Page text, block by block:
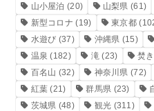
山小屋泊 (20) 山梨県 (61)
新型コロナ (19) 東京都
水遊び (37) 沖縄県 (15)
温泉 (182) 滝 (23) 焚
百名山 (32) 神奈川県 (72)
紅葉 (21) 群馬県 (23)
茨城県 (48) 観光 (311)